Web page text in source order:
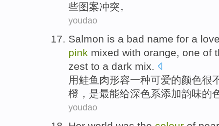
些图案冲突。
youdao
Salmon is a bad name for a
pink mixed with orange, one of
zest to a dark mix.
用鲑鱼肉形容一种可爱的颜色很
橙 ，是最能给深色系添加韵味的
youdao